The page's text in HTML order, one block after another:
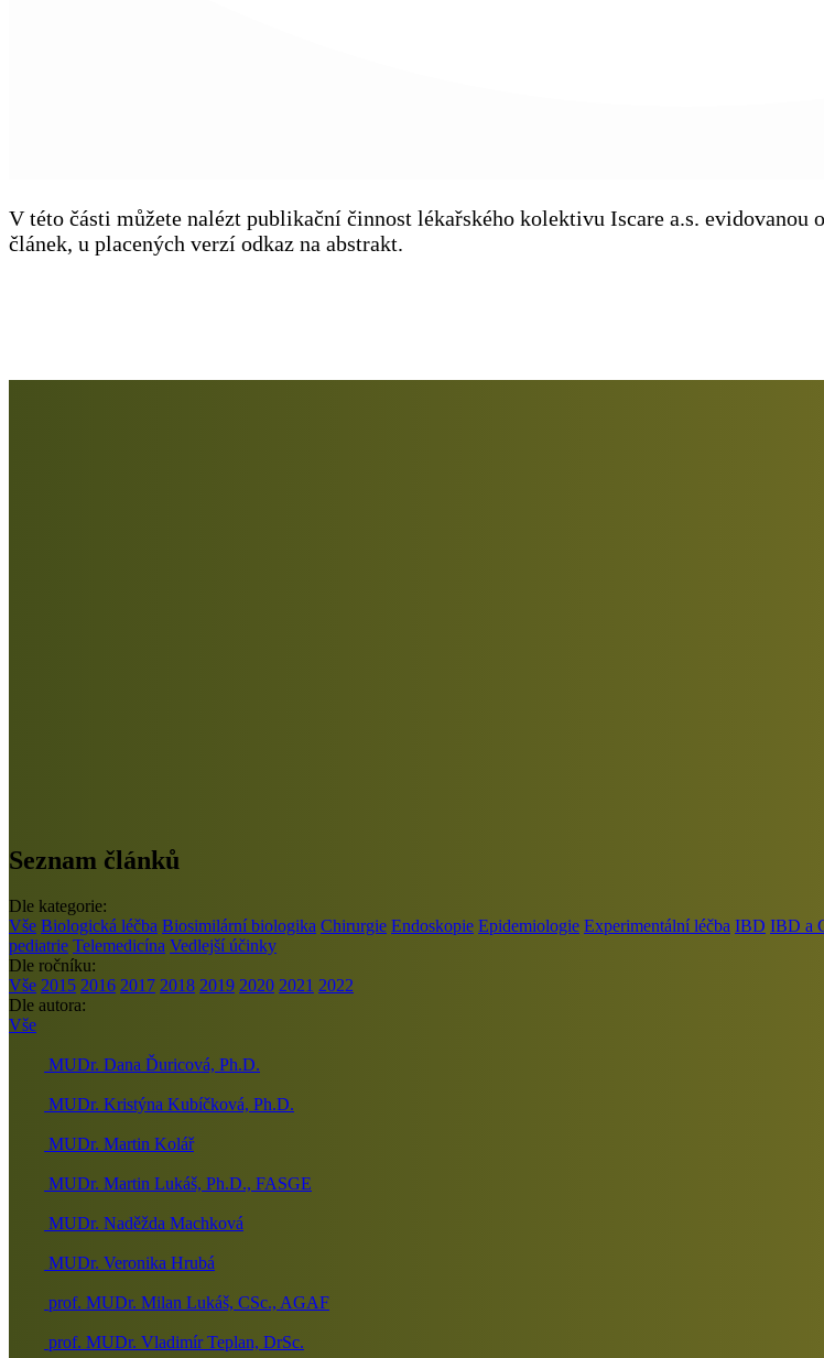
V této části můžete nalézt publikační činnost lékařského kolektivu Iscare a.s. evidovanou
článek, u placených verzí odkaz na abstrakt.
Seznam článků
Dle kategorie:
Vše Biologická léčba Biosimilární biologika Chirurgie Endoskopie Epidemiologie Experimentální léčba IBD IBD a
pediatrie Telemedicína Vedlejší účinky
Dle ročníku:
Vše 2015 2016 2017 2018 2019 2020 2021 2022
Dle autora:
Vše
MUDr. Dana Ďuricová, Ph.D.
MUDr. Kristýna Kubíčková, Ph.D.
MUDr. Martin Kolář
MUDr. Martin Lukáš, Ph.D., FASGE
MUDr. Naděžda Machková
MUDr. Veronika Hrubá
prof. MUDr. Milan Lukáš, CSc., AGAF
prof. MUDr. Vladimír Teplan, DrSc.